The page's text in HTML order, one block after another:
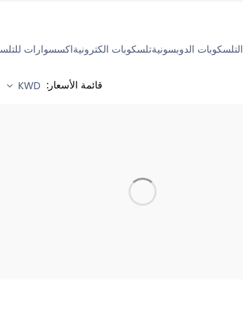
التلسكوبات الدوبسونيةتلسكوبات الكترونيةاكسسوارات
قائمة الأسعار: KWD